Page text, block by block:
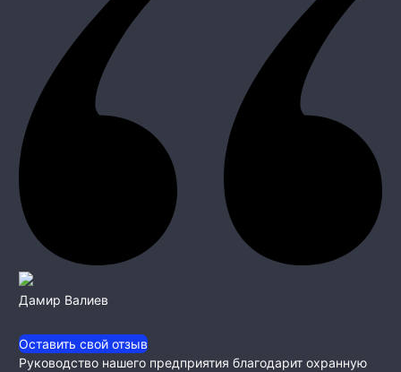
Дамир Валиев
Оставить свой отзыв
Руководство нашего предприятия благодарит охранную